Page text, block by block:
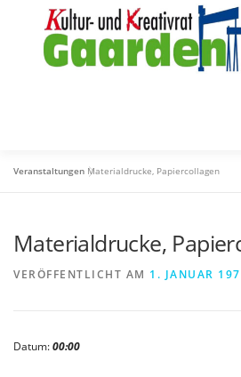
MITGLIEDER KONTAKT
Veranstaltungen Materialdrucke, Papiercollagen
Materialdrucke,
VERÖFFENTLICHT AM 1. JANUAR
Datum:00:00